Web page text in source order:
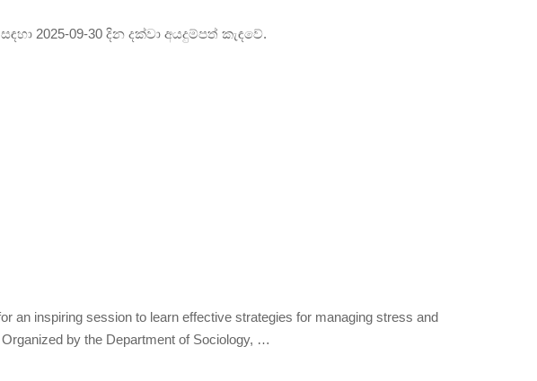
2025-09-30 දින දක්වා අයදුම්පත් කැඳවේ.
an inspiring session to learn effective strategies for managing stress and
by the Department of Sociology, …